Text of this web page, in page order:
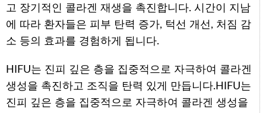
고 장기적인 콜라겐 재생을 촉진합니다. 시간이 지남
에 따라 환자들은 피부 탄력 증가, 턱선 개선, 처짐 감
소 등의 효과를 경험하게 됩니다.
HIFU는 진피 깊은 층을 집중적으로 자극하여 콜라겐
생성을 촉진하고 조직을 탄력 있게 만듭니다.HIFU는
진피 깊은 층을 집중적으로 자극하여 콜라겐 생성을